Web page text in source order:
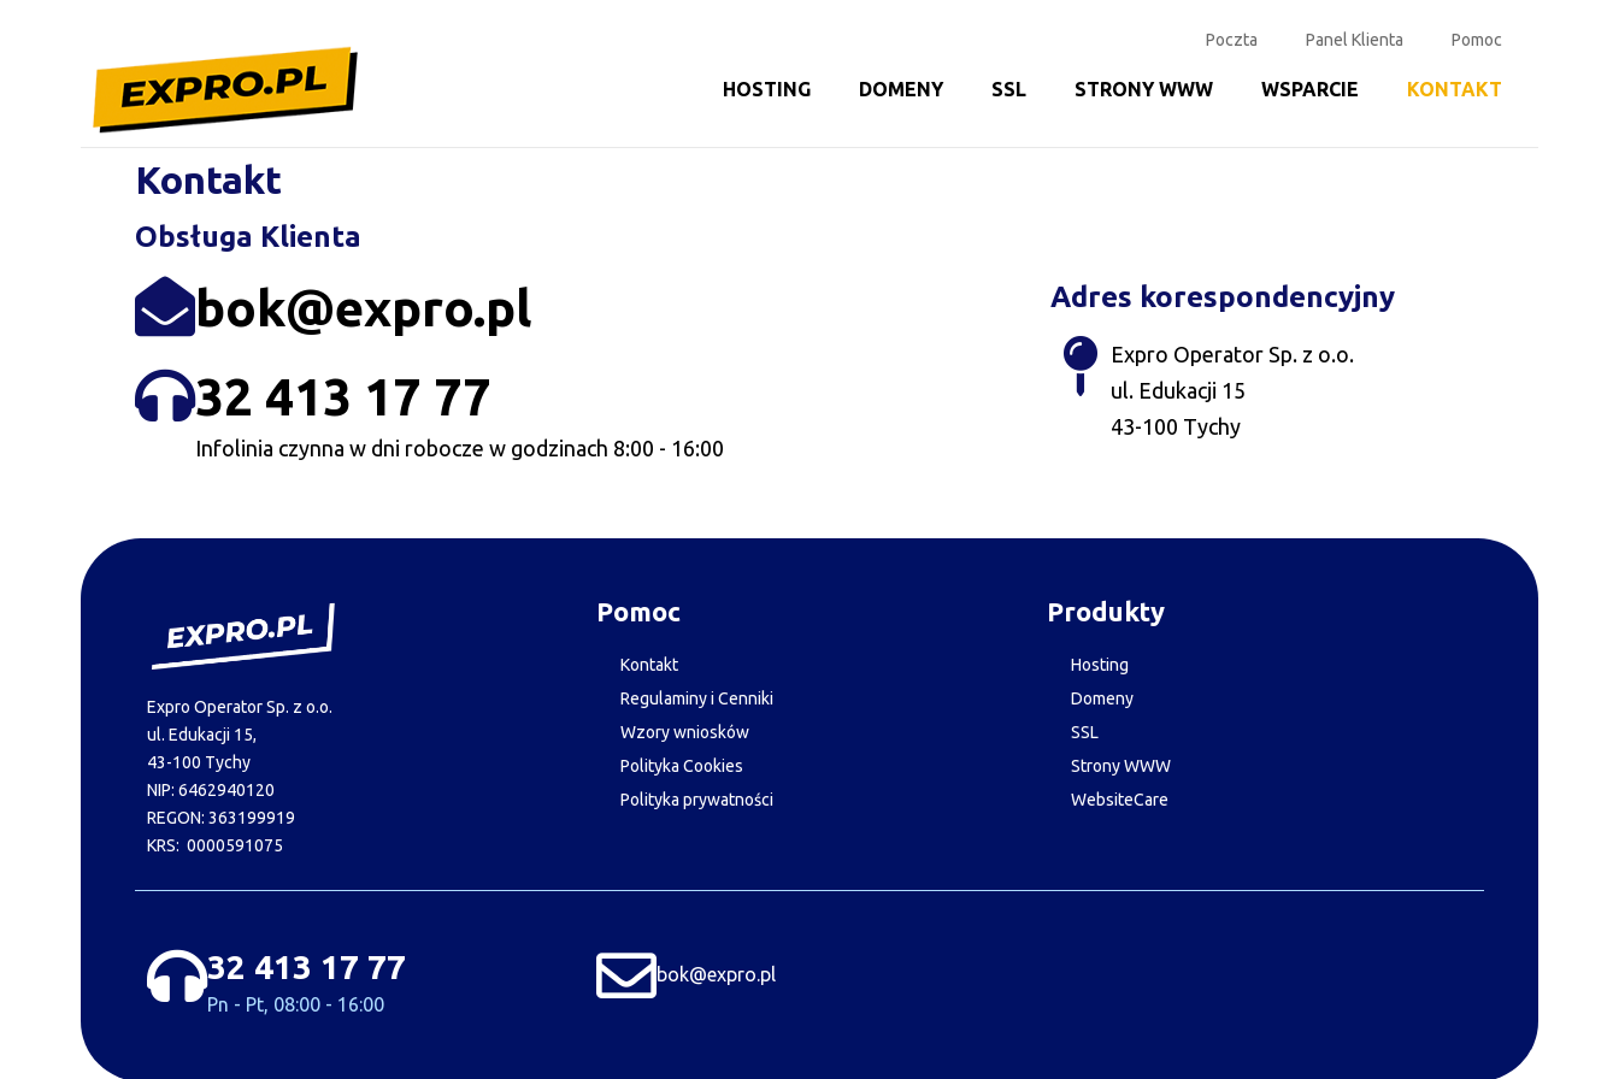
Poczta Panel Klienta Pomoc
HOSTING DOMENY SSL STRONY WWW WSPARCIE KONTAKT
Kontakt
Obsługa Klienta
bok@expro.pl
32 413 17 77
Infolinia czynna w dni robocze w godzinach 8:00 - 16:00
Adres korespondencyjny
Expro Operator Sp. z o.o.
ul. Edukacji 15
43-100 Tychy
Expro Operator Sp. z o.o.
ul. Edukacji 15,
43-100 Tychy
NIP: 6462940120
REGON: 363199919
KRS: 0000591075
Pomoc
Kontakt
Regulaminy i Cenniki
Wzory wniosków
Polityka Cookies
Polityka prywatności
Produkty
Hosting
Domeny
SSL
Strony WWW
WebsiteCare
32 413 17 77
Pn - Pt, 08:00 - 16:00
bok@expro.pl